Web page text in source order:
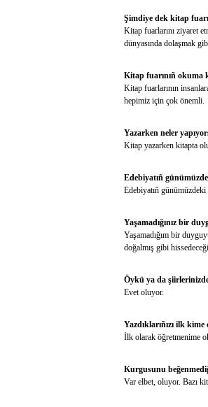
Şimdiye dek kitap
Kitap fuarlarını ziyaret
dünyasında dolaşmak
Kitap fuarınıñ okuma
Kitap fuarlarının
hepimiz için çok önemli.
Yazarken neler
Kitap yazarken kitapta
Edebiyatıñ
Edebiyatıñ
Yaşamadığınız bir
Yaşamadığım bir
doğalmış gibi
Öykü ya da
Evet oluyor.
Yazdıklarıñızı ilk
İlk olarak öğretmenime
Kurgusunu
Var elbet, oluyor. Bazı